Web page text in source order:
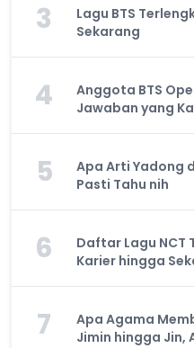
3
Lagu BTS
Sekarang
4
Anggota BTS
Jawaban yang
5
Apa Arti Yadong
Pasti Tahu nih
6
Daftar Lagu NCT
Karier hingga
7
Apa Agama
Jimin hingga Jin,